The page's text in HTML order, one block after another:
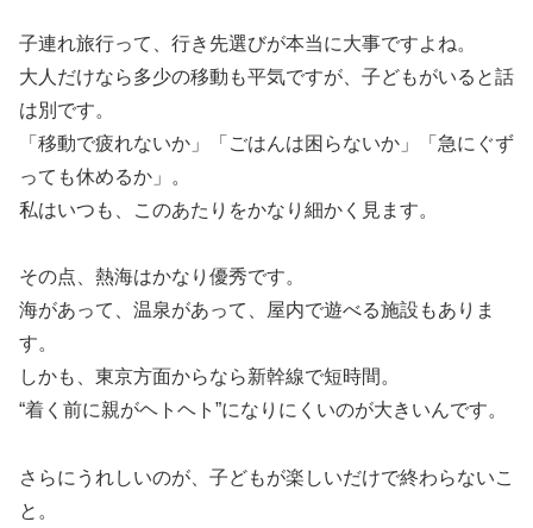
子連れ旅行って、行き先選びが本当に大事ですよね。
大人だけなら多少の移動も平気ですが、子どもがいると話
は別です。
「移動で疲れないか」「ごはんは困らないか」「急にぐず
っても休めるか」。
私はいつも、このあたりをかなり細かく見ます。
その点、熱海はかなり優秀です。
海があって、温泉があって、屋内で遊べる施設もありま
す。
しかも、東京方面からなら新幹線で短時間。
“着く前に親がヘトヘト”になりにくいのが大きいんです。
さらにうれしいのが、子どもが楽しいだけで終わらないこ
と。